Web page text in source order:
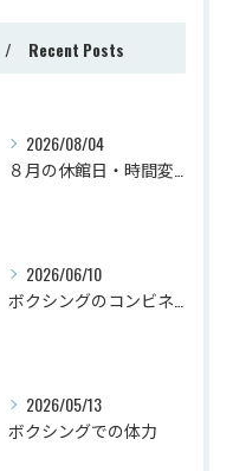
Recent Posts
2026/08/04
８月の休館日・時間変更
2026/06/10
ボクシングのコンビネーション
2026/05/13
ボクシングでの体力